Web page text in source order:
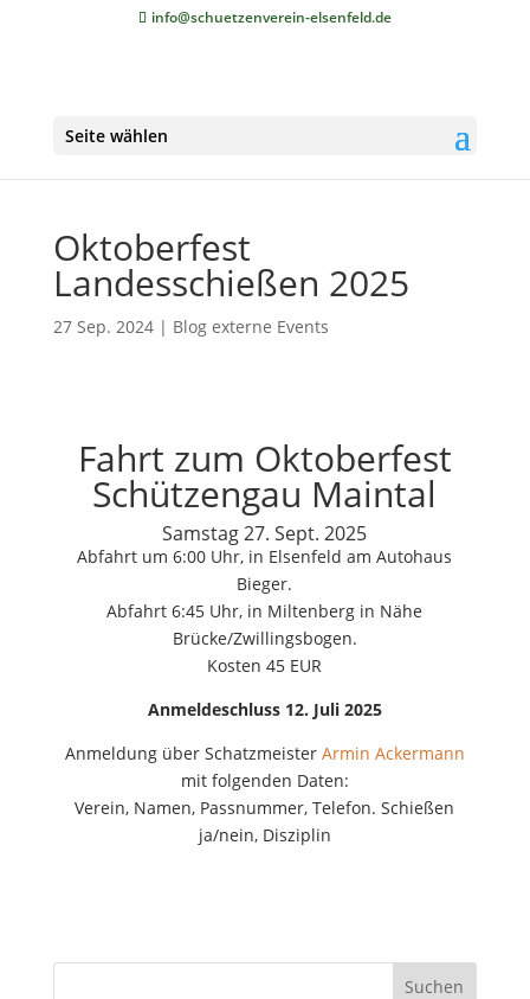
info@schuetzenverein-elsenfeld.de
Seite wählen
Oktoberfest
Landesschießen 2025
27 Sep. 2024| Blog externe Events
Fahrt zum Oktoberfest
Schützengau Maintal
Samstag 27. Sept. 2025
Abfahrt um 6:00 Uhr, in Elsenfeld am Autohaus
Bieger.
Abfahrt 6:45 Uhr, in Miltenberg in Nähe
Brücke/Zwillingsbogen.
Kosten 45 EUR
Anmeldeschluss 12. Juli 2025
Anmeldung über Schatzmeister Armin Ackermann
mit folgenden Daten:
Verein, Namen, Passnummer, Telefon. Schießen
ja/nein, Disziplin
Suchen